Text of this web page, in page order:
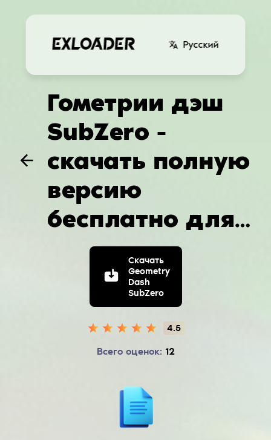
Русский
Гометрии дэш
SubZero -
скачать полную
версию
бесплатно для
AndroidСкачать
Geometry
Dash
SubZero
4.5
Всего оценок: 12